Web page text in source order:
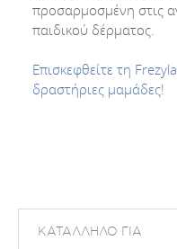
προσαρμοσμένη στις
παιδικού δέρματος.
Επισκεφθείτε τη
δραστήριες μαμάδες!
ΚΑΤΑΛΛΗΛΟ ΓΙΑ